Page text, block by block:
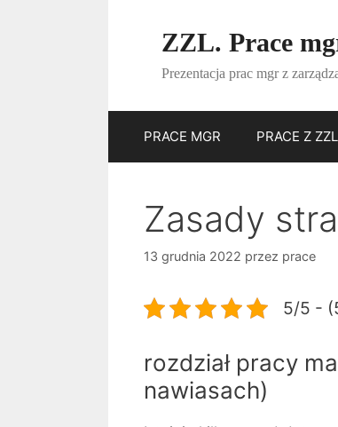
ZZL. Prace
Prezentacja prac mgr z
PRACE MGR PRACE Z ZZL
Zasady
13 grudnia 2022 przez prace
5/5 -
rozdział pracy
nawiasach)